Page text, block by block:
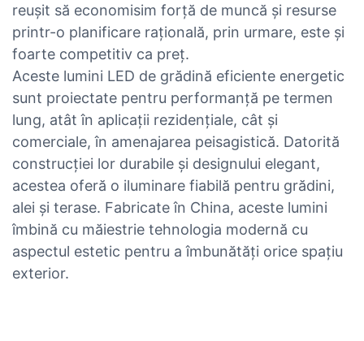
reușit să economisim forță de muncă și resurse
printr-o planificare rațională, prin urmare, este și
foarte competitiv ca preț.
Aceste lumini LED de grădină eficiente energetic
sunt proiectate pentru performanță pe termen
lung, atât în ​​aplicații rezidențiale, cât și
comerciale, în amenajarea peisagistică. Datorită
construcției lor durabile și designului elegant,
acestea oferă o iluminare fiabilă pentru grădini,
alei și terase. Fabricate în China, aceste lumini
îmbină cu măiestrie tehnologia modernă cu
aspectul estetic pentru a îmbunătăți orice spațiu
exterior.